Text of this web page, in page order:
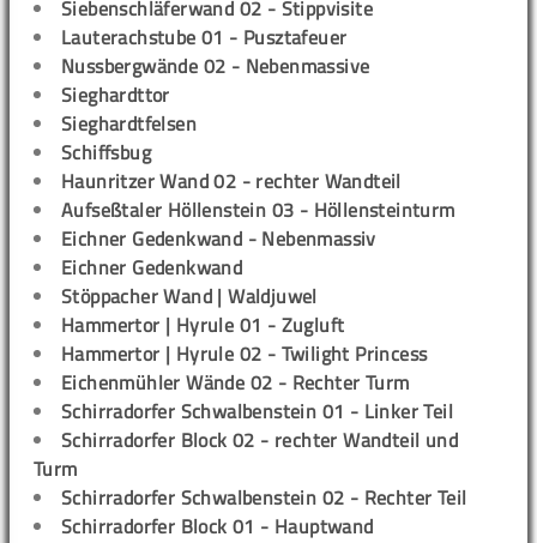
Siebenschläferwand 02 - Stippvisite
Lauterachstube 01 - Pusztafeuer
Nussbergwände 02 - Nebenmassive
Sieghardttor
Sieghardtfelsen
Schiffsbug
Haunritzer Wand 02 - rechter Wandteil
Aufseßtaler Höllenstein 03 - Höllensteinturm
Eichner Gedenkwand - Nebenmassiv
Eichner Gedenkwand
Stöppacher Wand | Waldjuwel
Hammertor | Hyrule 01 - Zugluft
Hammertor | Hyrule 02 - Twilight Princess
Eichenmühler Wände 02 - Rechter Turm
Schirradorfer Schwalbenstein 01 - Linker Teil
Schirradorfer Block 02 - rechter Wandteil und
Turm
Schirradorfer Schwalbenstein 02 - Rechter Teil
Schirradorfer Block 01 - Hauptwand